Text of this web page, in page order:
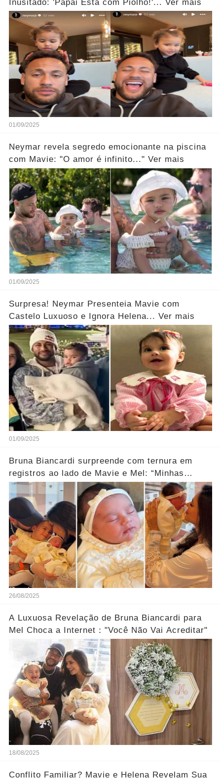
Inusitado: 'Papai Está com Piolho!'... Ver mais
01/09/2025
Neymar revela segredo emocionante na piscina
com Mavie: "O amor é infinito..." Ver mais
01/09/2025
Surpresa! Neymar Presenteia Mavie com
Castelo Luxuoso e Ignora Helena... Ver mais
01/09/2025
Bruna Biancardi surpreende com ternura em
registros ao lado de Mavie e Mel: “Minhas
meninas são meu mundo”... Ver mais
26/08/2025
A Luxuosa Revelação de Bruna Biancardi para
Mel Choca a Internet："Você Não Vai Acreditar"
18/08/2025
Conflito Familiar? Mavie e Helena Revelam Sua